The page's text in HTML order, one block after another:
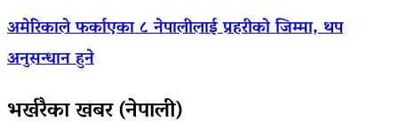
अमेरिकाले फर्काएका ८ नेपालीलाई प्रहरीको जिम्मा, थप
अनुसन्धान हुने
भर्खरैका खबर (नेपाली)